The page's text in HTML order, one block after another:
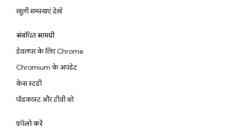
खुली समस्याएं देखें
संबंधित सामग्री
डेवलपर के लिए Chrome
Chromium के अपडेट
केस स्टडी
पॉडकास्ट और टीवी शो
फ़ॉलो करें